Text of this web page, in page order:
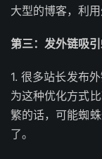
大型的博客，利
第三：发外链吸
1. 很多站长发布
为这种优化方式
繁的话，可能蜘
了。